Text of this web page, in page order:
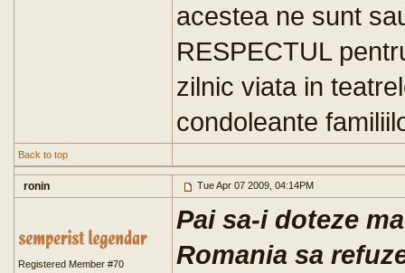
acestea ne sunt
RESPECTUL
zilnic viata in
condoleante
Back to top
ronin Tue Apr 07 2009, 04:14PM
Registered Member #70
Pai sa-i doteze
Romania sa